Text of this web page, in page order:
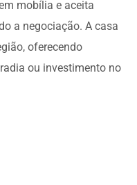
mobília e aceita
a negociação. A casa
oferecendo
ou investimento no